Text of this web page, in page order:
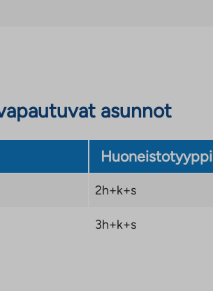
asunnot
Huoneistotyyppi
2h+k+s
3h+k+s